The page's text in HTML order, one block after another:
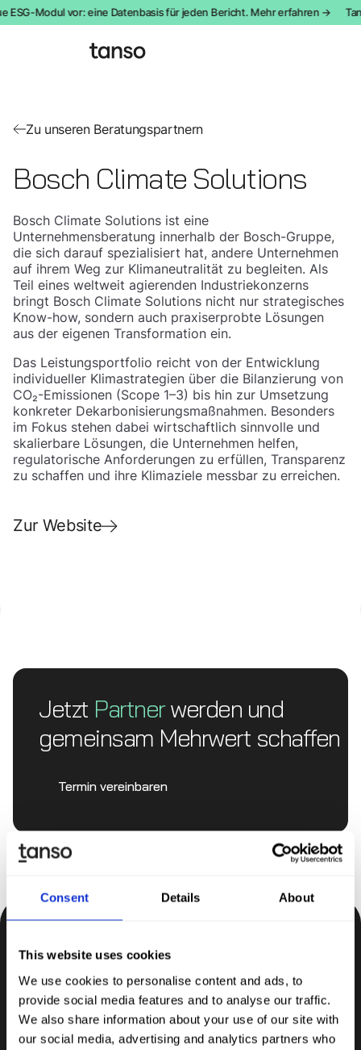
Consent Details About
This website uses cookies
We use cookies to personalise content and ads, to
provide social media features and to analyse our traffic.
We also share information about your use of our site with
our social media, advertising and analytics partners who
ESG-Modul vor: eine Datenbasis für jeden Bericht. Mehr erfahren →
Zu unseren Beratungspartnern
Bosch Climate Solutions
Bosch Climate Solutions ist eine
Unternehmensberatung innerhalb der Bosch-Gruppe,
die sich darauf spezialisiert hat, andere Unternehmen
auf ihrem Weg zur Klimaneutralität zu begleiten. Als
Teil eines weltweit agierenden Industriekonzerns
bringt Bosch Climate Solutions nicht nur strategisches
Know-how, sondern auch praxiserprobte Lösungen
aus der eigenen Transformation ein.
Das Leistungsportfolio reicht von der Entwicklung
individueller Klimastrategien über die Bilanzierung von
CO₂-Emissionen (Scope 1–3) bis hin zur Umsetzung
konkreter Dekarbonisierungsmaßnahmen. Besonders
im Fokus stehen dabei wirtschaftlich sinnvolle und
skalierbare Lösungen, die Unternehmen helfen,
regulatorische Anforderungen zu erfüllen, Transparenz
zu schaffen und ihre Klimaziele messbar zu erreichen.
Zur Website
Jetzt Partnerwerden und
gemeinsam Mehrwert schaffen
Termin vereinbaren
Bleiben Sie auf dem Laufenden
Insights, Tipps und Wissen direkt in Ihr Postfach.
Abonnieren